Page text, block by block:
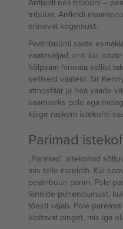
Anfieldi neli tribüüni –
tribüün, Anfieldi
erinevat kogemust.
Peatribüünil saate
vaateväljad, eriti kui
hõlpsam hinnata sellist
selliseid vaateid. Sir
atmosfäär ja hea vaade
saamiseks pole aga
kõige raskem istekohti
Parimad
„Parimad“ istekohad
mis teile meeldib. Kui
peatribüün parim. Pole
fännide pühendumust,
tõesti vajab. Pole
kipitavat pinget, mis iga